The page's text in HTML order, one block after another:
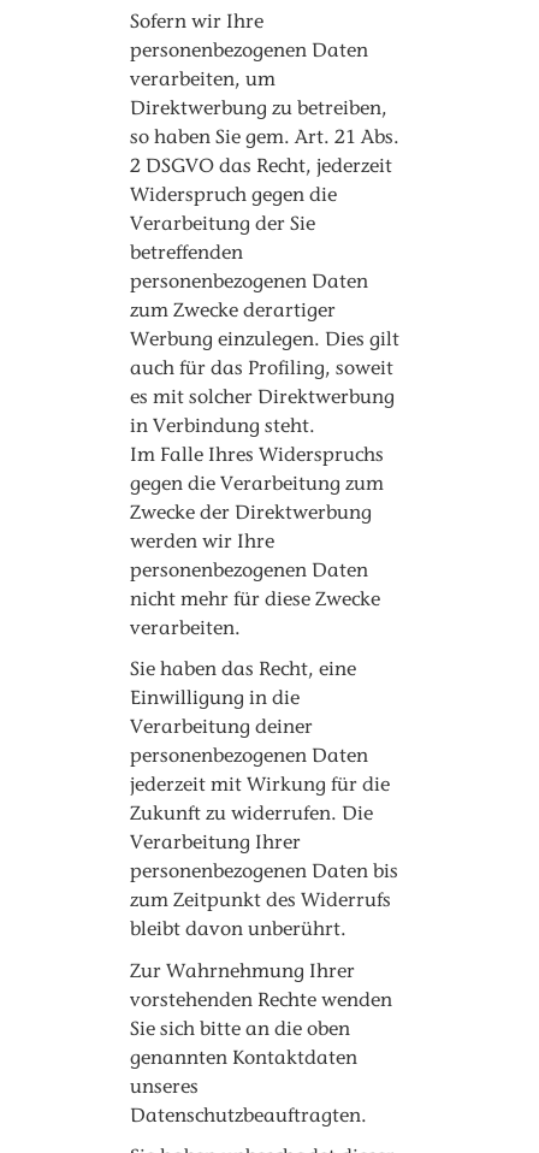
Sofern wir Ihre
personenbezogenen Daten
verarbeiten, um
Direktwerbung zu betreiben,
so haben Sie gem. Art. 21 Abs.
2 DSGVO das Recht, jederzeit
Widerspruch gegen die
Verarbeitung der Sie
betreffenden
personenbezogenen Daten
zum Zwecke derartiger
Werbung einzulegen. Dies gilt
auch für das Profiling, soweit
es mit solcher Direktwerbung
in Verbindung steht.
Im Falle Ihres Widerspruchs
gegen die Verarbeitung zum
Zwecke der Direktwerbung
werden wir Ihre
personenbezogenen Daten
nicht mehr für diese Zwecke
verarbeiten.
Sie haben das Recht, eine
Einwilligung in die
Verarbeitung deiner
personenbezogenen Daten
jederzeit mit Wirkung für die
Zukunft zu widerrufen. Die
Verarbeitung Ihrer
personenbezogenen Daten bis
zum Zeitpunkt des Widerrufs
bleibt davon unberührt.
Zur Wahrnehmung Ihrer
vorstehenden Rechte wenden
Sie sich bitte an die oben
genannten Kontaktdaten
unseres
Datenschutzbeauftragten.